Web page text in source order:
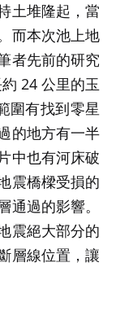
土堆隆起，當
而本次池上地
者先前的研究
24 公里的玉
圍有找到零星
的地方有一半
中也有河床破
震橋樑受損的
過的影響。
震絕大部分的
層線位置，讓